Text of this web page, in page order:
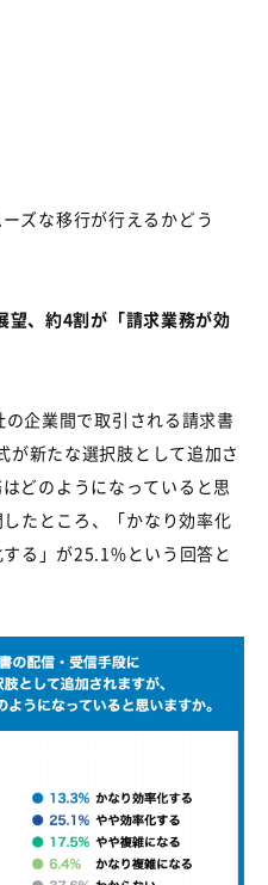
ズな移行が行えるかどう
望、約4割が「請求業務が効
の企業間で取引される請求書
が新たな選択肢として追加さ
どのようになっていると思
たところ、「かなり効率化
る」が25.1%という回答と